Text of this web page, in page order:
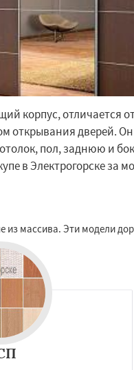
Восход Деденево
корпус, отличается
открывания дверей. Он
пол, заднюю и
в Электрогорске за
из массива. Эти модели